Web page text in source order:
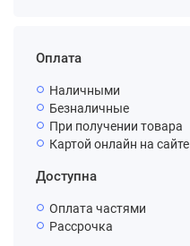
Оплата
Наличными
Безналичные
При получении товара
Картой онлайн на сайте
Доступна
Оплата частями
Рассрочка